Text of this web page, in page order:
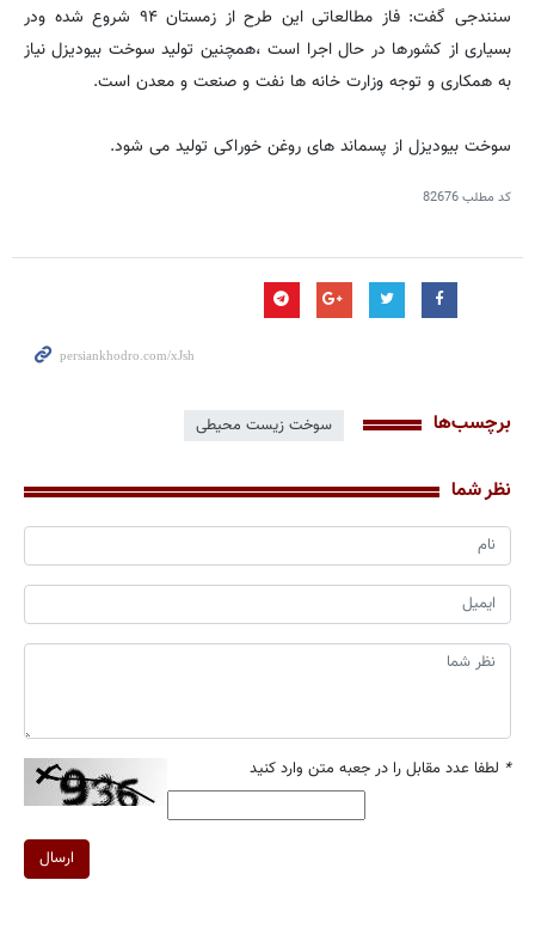
سنندجی گفت: فاز مطالعاتی این طرح از زمستان ۹۴ شروع شده ودر
بسیاری از کشورها در حال اجرا است ،همچنین تولید سوخت بیودیزل نیاز
به همکاری و توجه وزارت خانه ها نفت و صنعت و معدن است.
سوخت بیودیزل از پسماند های روغن خوراکی تولید می شود.
کد مطلب82676
برچسب‌ها سوخت زیست محیطی
نظر شما
* لطفا عدد مقابل را در جعبه متن وارد کنید
ارسال